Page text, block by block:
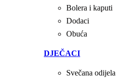
Bolera i kaputi
Dodaci
Obuća
DJEČACI
Svečana odijela